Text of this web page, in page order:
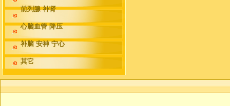
前列腺 补肾
心脑血管 降压
补脑 安神 宁心
其它